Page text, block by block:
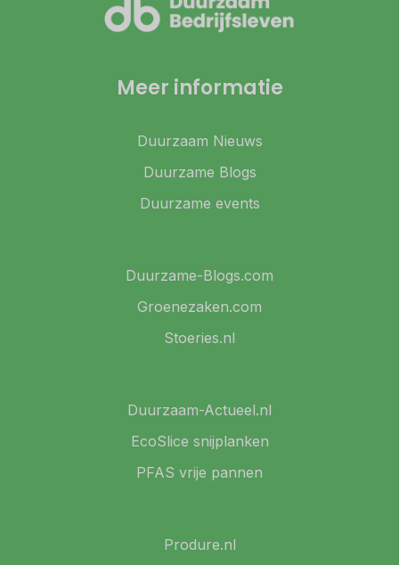
Meer informatie
Duurzaam Nieuws
Duurzame Blogs
Duurzame events
Duurzame-Blogs.com
Groenezaken.com
Stoeries.nl
Duurzaam-Actueel.nl
EcoSlice snijplanken
PFAS vrije pannen
Produre.nl